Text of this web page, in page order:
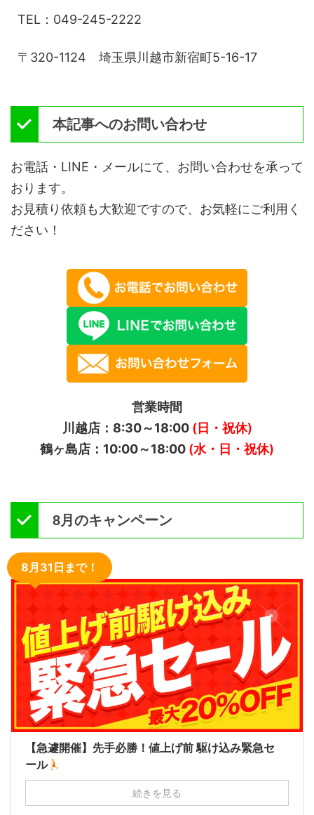
TEL：049-245-2222
〒320-1124 埼玉県川越市新宿町5-16-17
本記事へのお問い合わせ
お電話・LINE・メールにて、お問い合わせを承って
おります。
お見積り依頼も大歓迎ですので、お気軽にご利用く
ださい！
営業時間
川越店：8:30～18:00(日・祝休)
鶴ヶ島店：10:00～18:00 (水・日・祝休)
8月のキャンペーン
8月31日まで！
【急遽開催】先手必勝！値上げ前 駆け込み緊急セ
ール
続きを見る